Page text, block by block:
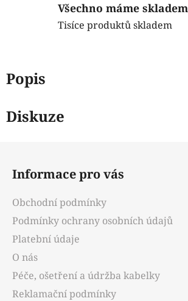
Všechno máme skladem
Tisíce produktů skladem
Popis
Diskuze
Informace pro vás
Obchodní podmínky
Podmínky ochrany osobních údajů
Platební údaje
O nás
Péče, ošetření a údržba kabelky
Reklamační podmínky